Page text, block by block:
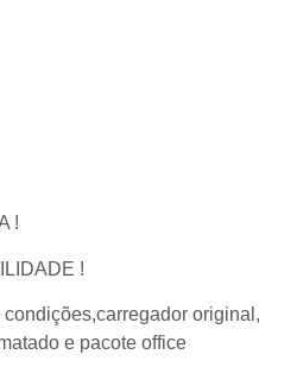
!
!
original,
e pacote office